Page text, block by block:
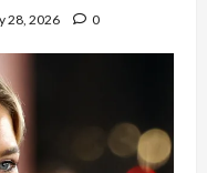
28, 2026 0